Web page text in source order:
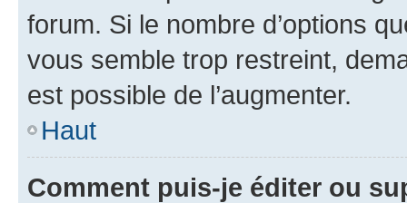
forum. Si le nombre d’options
vous semble trop restreint,
est possible de l’augmenter.
Haut
Comment puis-je éditer ou